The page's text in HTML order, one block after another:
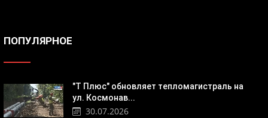
ПОПУЛЯРНОЕ
"Т Плюс" обновляет тепломагистраль на
ул. Космонав...
30.07.2026